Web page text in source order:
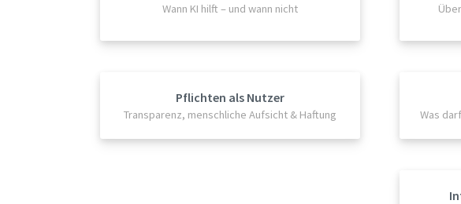
Wann KI hilft – und wann nicht
Pflichten als Nutzer
Transparenz, menschliche Aufsicht & Haftung Was